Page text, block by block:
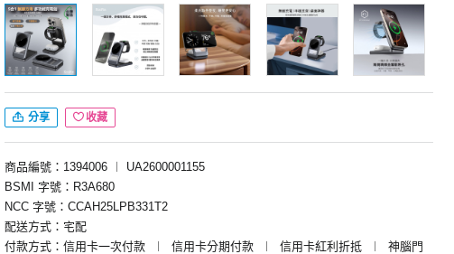
分享 收藏
商品編號：1394006 ︱
UA2600001155
BSMI 字號：R3A680
NCC 字號：CCAH25LPB331T2
配送方式：宅配
付款方式：信用卡一次付款
︱ 信用卡分期付款 ︱ 信用卡紅利折抵 ︱
神腦門